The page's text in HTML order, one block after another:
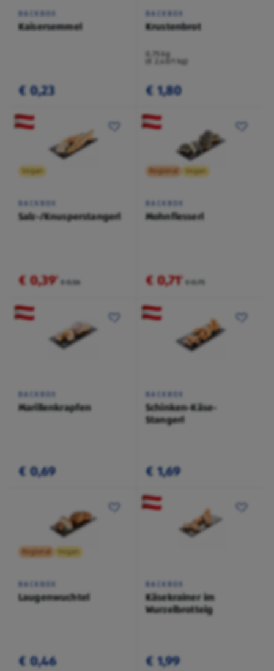
BACKBOX
Kaisersemmel
€ 0,23
BACKBOX
Krustenbrot
0,75 kg
(€ 2,40/1 kg)
€ 1,80
Vegan
BACKBOX
Salz-/Knusperstangerl
€ 0,39² € 0,56
Regional Vegan
BACKBOX
Mohnflesserl
€ 0,71² € 0,75
BACKBOX
Marillenkrapfen
€ 0,69
BACKBOX
Schinken-Käse-
Stangerl
€ 1,69
Regional Vegan
BACKBOX
Laugenwuchtel
€ 0,46
BACKBOX
Käsekrainer im
Wurzelbrotteig
€ 1,99